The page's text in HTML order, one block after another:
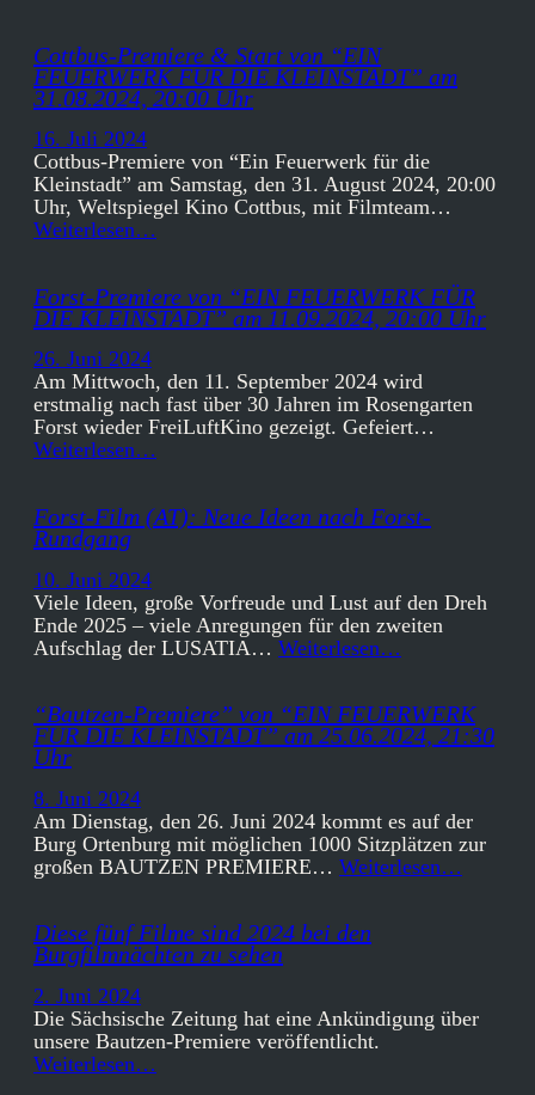
Cottbus-Premiere & Start von “EIN
FEUERWERK FÜR DIE KLEINSTADT” am
31.08.2024, 20:00 Uhr
16. Juli 2024
Cottbus-Premiere von “Ein Feuerwerk für die
Kleinstadt” am Samstag, den 31. August 2024, 20:00
Uhr, Weltspiegel Kino Cottbus, mit Filmteam…
Weiterlesen…
Forst-Premiere von “EIN FEUERWERK FÜR
DIE KLEINSTADT” am 11.09.2024, 20:00 Uhr
26. Juni 2024
Am Mittwoch, den 11. September 2024 wird
erstmalig nach fast über 30 Jahren im Rosengarten
Forst wieder FreiLuftKino gezeigt. Gefeiert…
Weiterlesen…
Forst-Film (AT): Neue Ideen nach Forst-
Rundgang
10. Juni 2024
Viele Ideen, große Vorfreude und Lust auf den Dreh
Ende 2025 – viele Anregungen für den zweiten
Aufschlag der LUSATIA… Weiterlesen…
“Bautzen-Premiere” von “EIN FEUERWERK
FÜR DIE KLEINSTADT” am 25.06.2024, 21:30
Uhr
8. Juni 2024
Am Dienstag, den 26. Juni 2024 kommt es auf der
Burg Ortenburg mit möglichen 1000 Sitzplätzen zur
großen BAUTZEN PREMIERE… Weiterlesen…
Diese fünf Filme sind 2024 bei den
Burgfilmnächten zu sehen
2. Juni 2024
Die Sächsische Zeitung hat eine Ankündigung über
unsere Bautzen-Premiere veröffentlicht.
Weiterlesen…